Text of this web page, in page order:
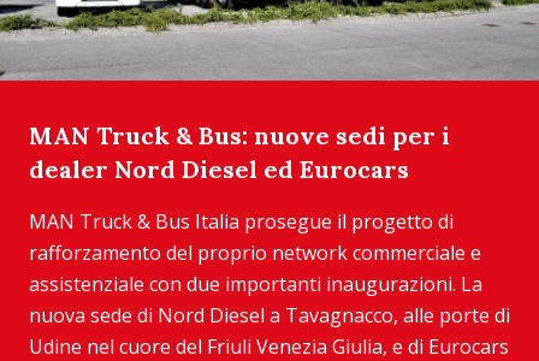
MAN Truck & Bus: nuove sedi per i
dealer Nord Diesel ed Eurocars
MAN Truck & Bus Italia prosegue il progetto di
rafforzamento del proprio network commerciale e
assistenziale con due importanti inaugurazioni. La
nuova sede di Nord Diesel a Tavagnacco, alle porte di
Udine nel cuore del Friuli Venezia Giulia, e di Eurocars